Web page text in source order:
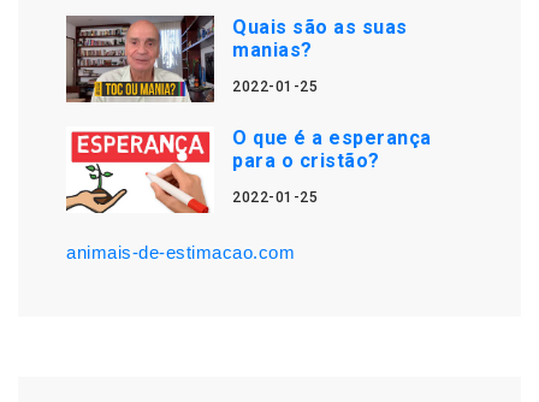
Quais são as suas
manias?
2022-01-25
O que é a esperança
para o cristão?
2022-01-25
animais-de-estimacao.com